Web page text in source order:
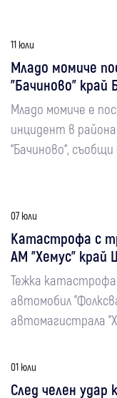
11 юли
Младо момиче
"Бачиново" край
Младо момиче е
инцидент в
“Бачиново“,
07 юли
Катастрофа с
АМ "Хемус" край
Тежка
автомобил
автомагистрала
01 юли
След челен удар